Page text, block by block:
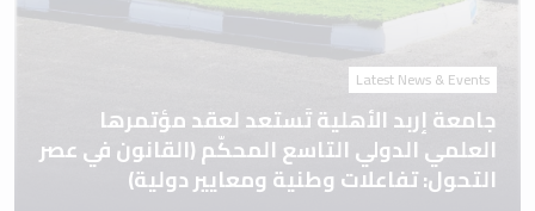
Latest News & Events
جامعة إربد الأهلية تَستعد لعقد مؤتمرها
العلمي الدولي التاسع المحكّم (القانون في عصر
التحول: تفاعلات وطنية ومعايير دولية)